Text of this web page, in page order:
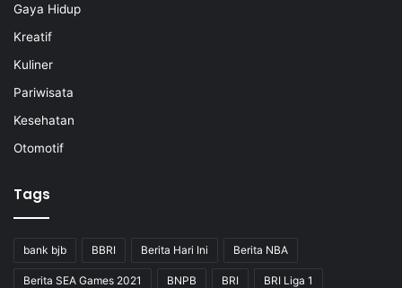
Gaya Hidup
Kreatif
Kuliner
Pariwisata
Kesehatan
Otomotif
Tags
bank bjb BBRI Berita Hari Ini Berita NBA
Berita SEA Games 2021 BNPB BRI BRI Liga 1